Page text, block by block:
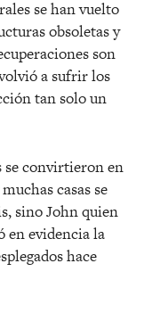
se han vuelto
obsoletas y
son
a sufrir los
tan solo un
se convirtieron en
casas se
sino John quien
en evidencia la
hace